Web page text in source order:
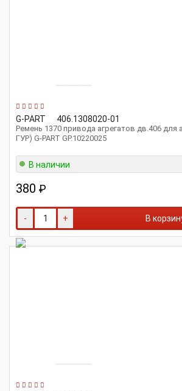
G-PART 406.1308020-01
Ремень 1370 привода агрегатов дв.406 для
ГУР) G-PART GP.10220025
В наличии
380 ₽
- + В